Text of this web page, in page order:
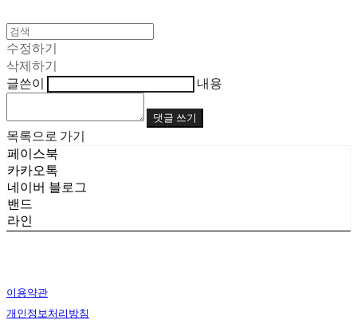
수정하기
삭제하기
글쓴이
내용
댓글 쓰기
목록으로 가기
페이스북
카카오톡
네이버 블로그
밴드
라인
이용약관
개인정보처리방침